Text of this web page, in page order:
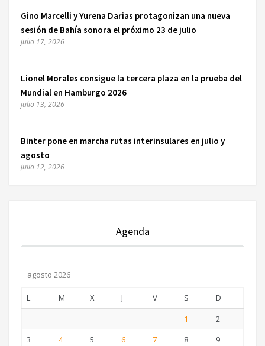
Gino Marcelli y Yurena Darias protagonizan una nueva
sesión de Bahía sonora el próximo 23 de julio
julio 17, 2026
Lionel Morales consigue la tercera plaza en la prueba del
Mundial en Hamburgo 2026
julio 13, 2026
Binter pone en marcha rutas interinsulares en julio y
agosto
julio 12, 2026
Agenda
agosto 2026
L M X J V S
D
1
2
3
4 5 6 7 8
9